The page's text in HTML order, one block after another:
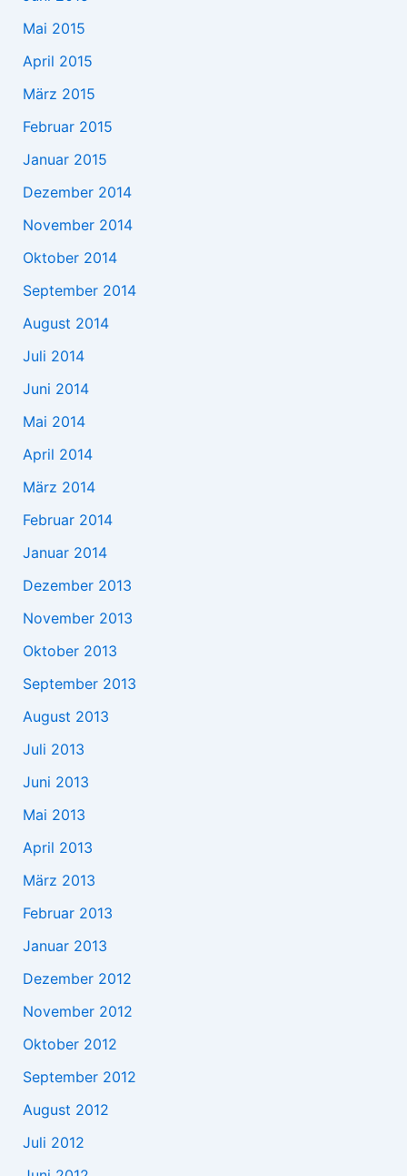
Mai 2015
April 2015
März 2015
Februar 2015
Januar 2015
Dezember 2014
November 2014
Oktober 2014
September 2014
August 2014
Juli 2014
Juni 2014
Mai 2014
April 2014
März 2014
Februar 2014
Januar 2014
Dezember 2013
November 2013
Oktober 2013
September 2013
August 2013
Juli 2013
Juni 2013
Mai 2013
April 2013
März 2013
Februar 2013
Januar 2013
Dezember 2012
November 2012
Oktober 2012
September 2012
August 2012
Juli 2012